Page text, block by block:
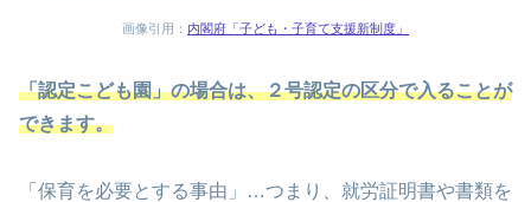
画像引用： 内閣府「子ども・子育て支援新制度」
「認定こども園」の場合は、２号認定の区分で入ることが
できます。
「保育を必要とする事由」…つまり、就労証明書や書類を